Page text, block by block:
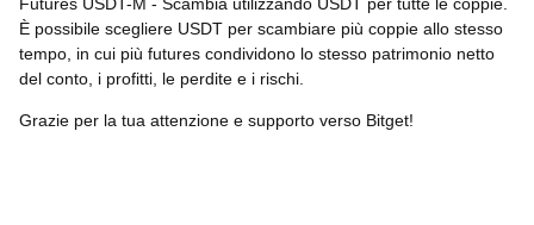
È possibile scegliere USDT per scambiare più coppie allo stesso
tempo, in cui più futures condividono lo stesso patrimonio netto
del conto, i profitti, le perdite e i rischi.
Grazie per la tua attenzione e supporto verso Bitget!